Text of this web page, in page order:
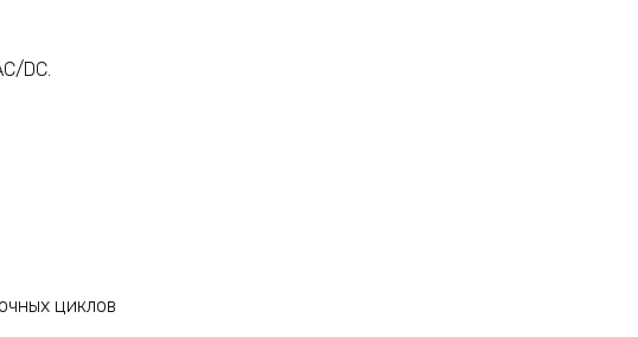
DC.
циклов